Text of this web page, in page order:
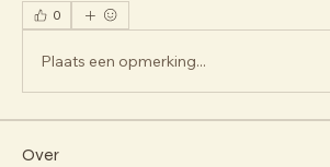
0
Plaats een opmerking...
Over